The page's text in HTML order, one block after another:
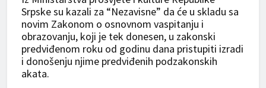
Srpske su kazali za “Nezavisne” da će u skladu sa
novim Zakonom o osnovnom vaspitanju i
obrazovanju, koji je tek donesen, u zakonski
predviđenom roku od godinu dana pristupiti izradi
i donošenju njime predviđenih podzakonskih
akata.